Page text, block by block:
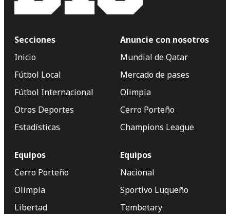
Secciones
Inicio
Fútbol Local
Fútbol Internacional
Otros Deportes
Estadísticas
Anuncie con nosotros
Mundial de Qatar
Mercado de pases
Olimpia
Cerro Porteño
Champions League
Equipos
Cerro Porteño
Olimpia
Libertad
Equipos
Nacional
Sportivo Luqueño
Tembetary